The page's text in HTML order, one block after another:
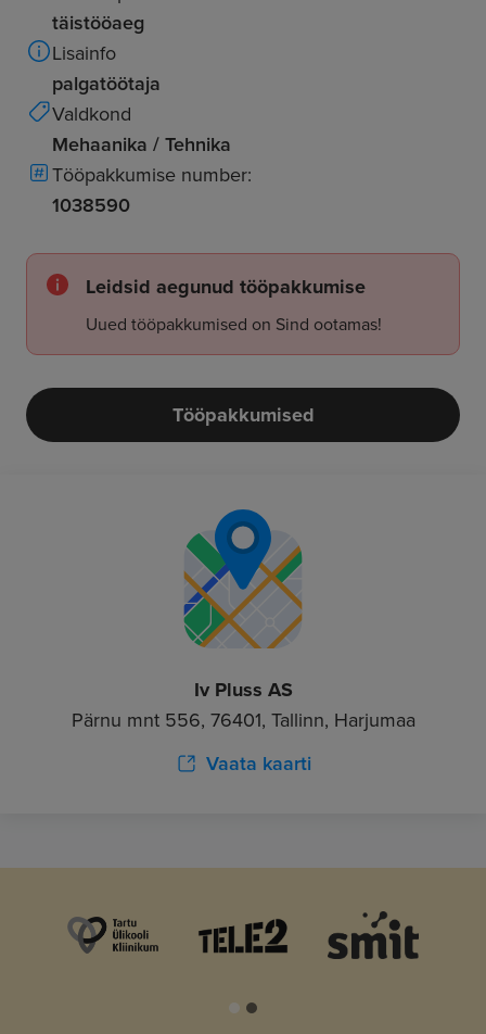
täistööaeg
Lisainfo
palgatöötaja
Valdkond
Mehaanika / Tehnika
Tööpakkumise number:
1038590
Leidsid aegunud tööpakkumise
Uued tööpakkumised on Sind ootamas!
Tööpakkumised
Iv Pluss AS
Pärnu mnt 556, 76401, Tallinn, Harjumaa
Vaata kaarti